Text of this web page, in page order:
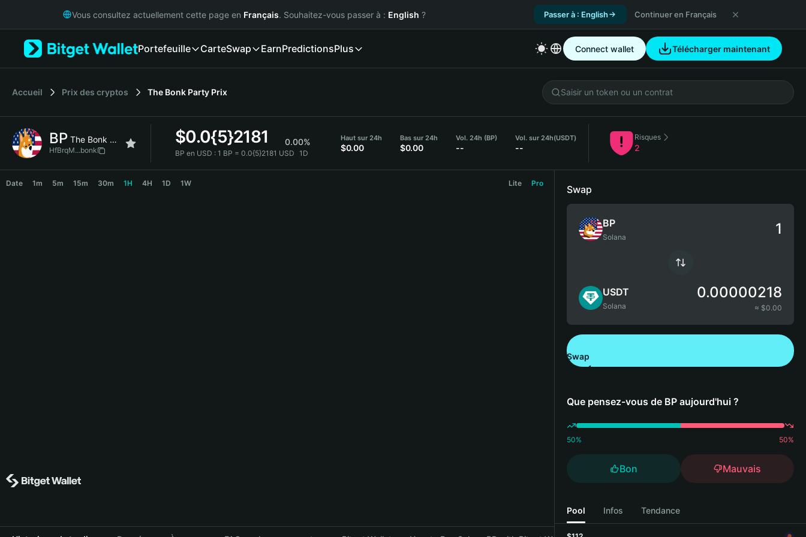
Русский
Italiano
简体中文
繁體中文
Bahasa Indonesia
Vous consultez actuellement cette page en Français. Souhaitez-vous passer à : English ? Passer à : English Continuer en Français
Portefeuille CarteSwap EarnPredictionsPlus Connect wallet Télécharger maintenant
Accueil Prix des cryptos The Bonk Party Prix
BP The Bonk Party
HfBrqM...bonk
$0.0{5}2181 0.00%
BP en USD : 1 BP = 0.0{5}2181 USD 1D
Haut sur 24h
$0.00
Bas sur 24h
$0.00
Vol. 24h (BP)
--
Vol. sur 24h(USDT)
--
Risques
2
Date 1m 5m 15m 30m 1H 4H 1D 1W Lite Pro
Swap
BP
Solana
USDT
Solana
0.00000218
≈ $0.00
Swap
Que pensez-vous de BP aujourd'hui ?
50% 50%
Bon Mauvais
Pool Infos Tendance